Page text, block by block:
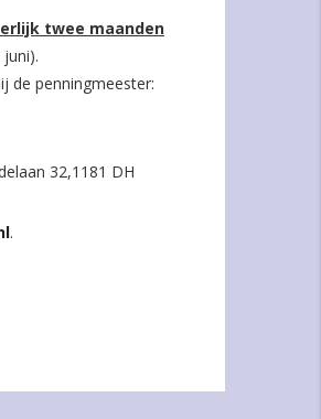
twee maanden
de penningmeester:
32,1181 DH
.